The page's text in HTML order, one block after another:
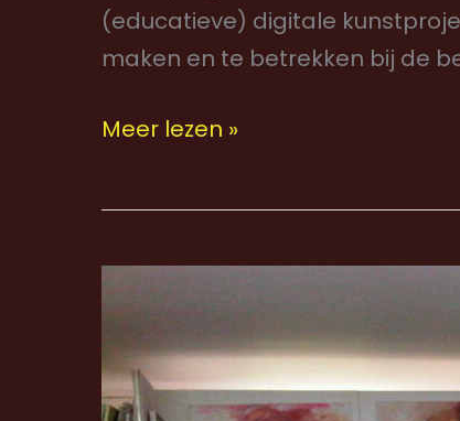
(educatieve) digitale
maken en te betrekken bij de
Meer lezen »
Apesta.art